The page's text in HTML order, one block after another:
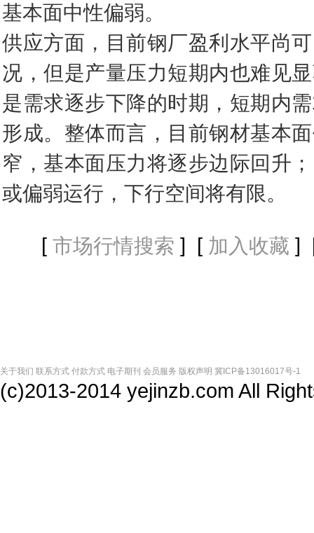
基本面中性偏弱。
供应方面，目前钢厂盈利水平尚
况，但是产量压力短期内也难见
是需求逐步下降的时期，短期内
形成。整体而言，目前钢材基本
窄，基本面压力将逐步边际回升
或偏弱运行，下行空间将有限。
[ 市场行情搜索 ] [ 加入收藏 ]
关于我们 联系方式 付款方式 电子期刊 会员服务 版权声明 冀ICP备13016017号-1
(c)2013-2014 yejinzb.com All